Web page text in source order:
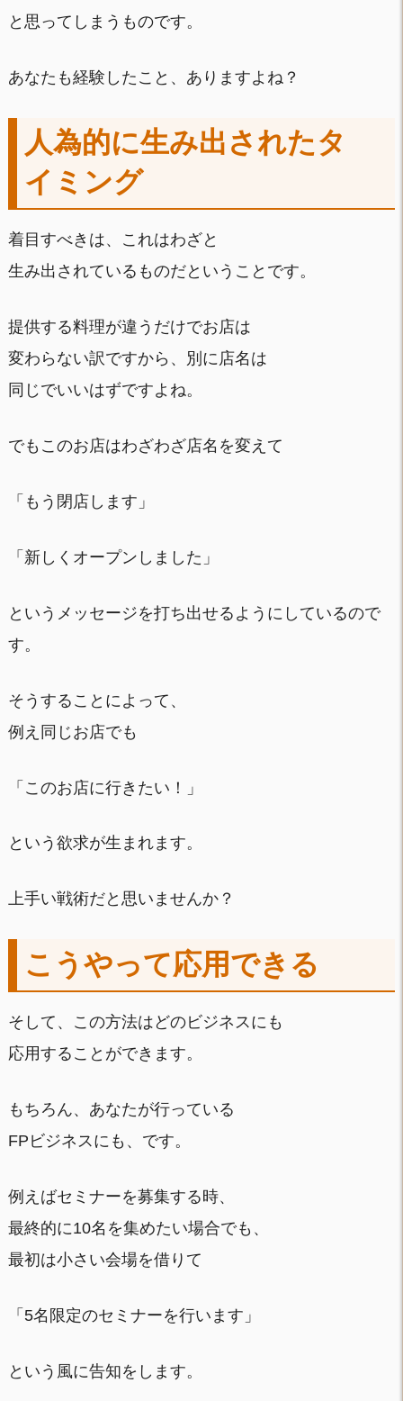
と思ってしまうものです。
あなたも経験したこと、ありますよね？
人為的に生み出されたタ
イミング
着目すべきは、これはわざと
生み出されているものだということです。
提供する料理が違うだけでお店は
変わらない訳ですから、別に店名は
同じでいいはずですよね。
でもこのお店はわざわざ店名を変えて
「もう閉店します」
「新しくオープンしました」
というメッセージを打ち出せるようにしているので
す。
そうすることによって、
例え同じお店でも
「このお店に行きたい！」
という欲求が生まれます。
上手い戦術だと思いませんか？
こうやって応用できる
そして、この方法はどのビジネスにも
応用することができます。
もちろん、あなたが行っている
FPビジネスにも、です。
例えばセミナーを募集する時、
最終的に10名を集めたい場合でも、
最初は小さい会場を借りて
「5名限定のセミナーを行います」
という風に告知をします。